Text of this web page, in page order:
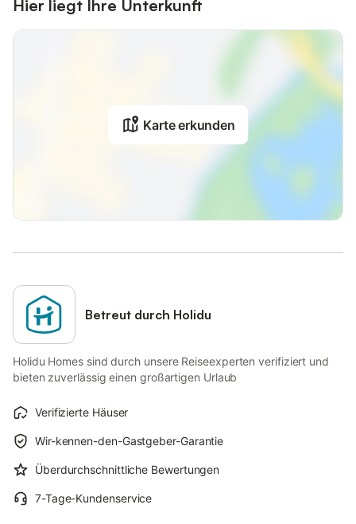
Hier liegt Ihre Unterkunft
Karte erkunden
Betreut durch Holidu
Holidu Homes sind durch unsere Reiseexperten verifiziert und
bieten zuverlässig einen großartigen Urlaub
Verifizierte Häuser
Wir-kennen-den-Gastgeber-Garantie
Überdurchschnittliche Bewertungen
7-Tage-Kundenservice